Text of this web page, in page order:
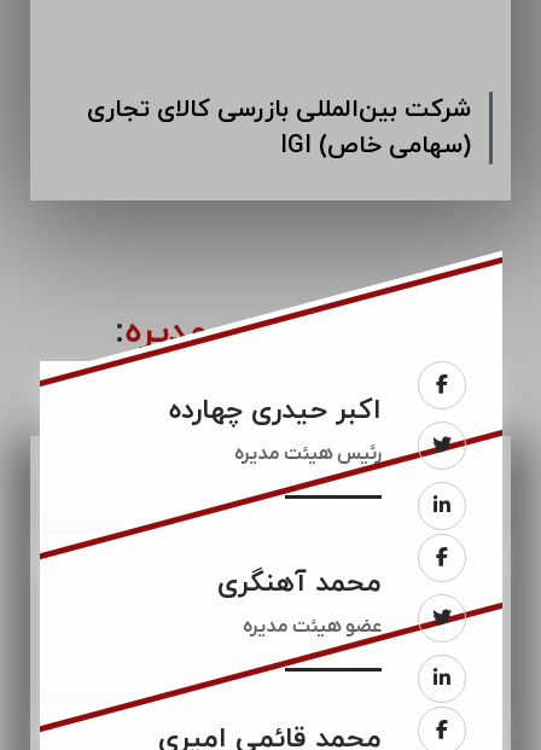
شرکت بین‌المللی بازرسی کالای تجاری
IGI (سهامی خاص)
هیئت مدیره:
اکبر حیدری چهارده
رئيس هیئت مدیره
محمد آهنگری
عضو هیئت مدیره
محمد قائمی امیری